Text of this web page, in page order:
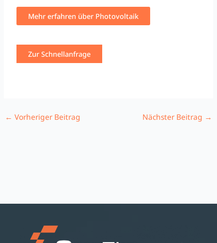
Mehr erfahren über Photovoltaik
Zur Schnellanfrage
← Vorheriger Beitrag Nächster Beitrag →